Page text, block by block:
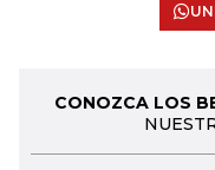
CONOZCA LOS